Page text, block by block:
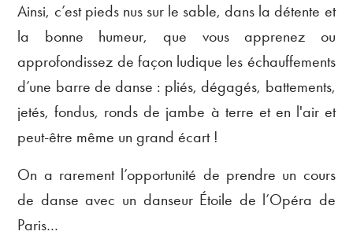
Ainsi, c’est pieds nus sur le sable, dans la détente et
la bonne humeur, que vous apprenez ou
approfondissez de façon ludique les échauffements
d’une barre de danse : pliés, dégagés, battements,
jetés, fondus, ronds de jambe à terre et en l'air et
peut-être même un grand écart !
On a rarement l’opportunité de prendre un cours
de danse avec un danseur Étoile de l’Opéra de
Paris…